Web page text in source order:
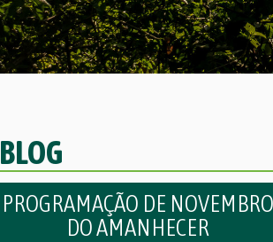
BLOG
PROGRAMAÇÃO DE
DO AMANHECER